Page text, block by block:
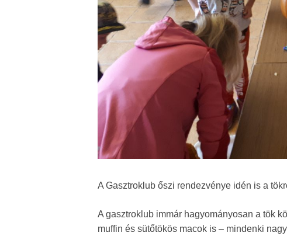
A Gasztroklub őszi rendezvénye idén is a
A gasztroklub immár hagyományosan a tök
muffin és sütőtökös macok is – mindenki